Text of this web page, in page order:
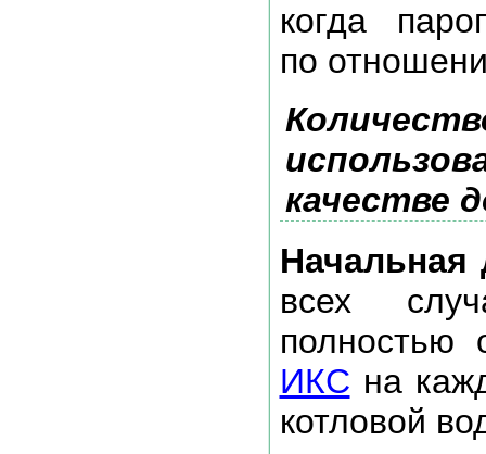
когда
по
качестве
Начальная
всех
ИКС на
котловой